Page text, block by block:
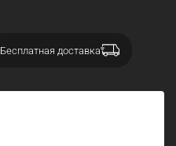
Бесплатная доставка